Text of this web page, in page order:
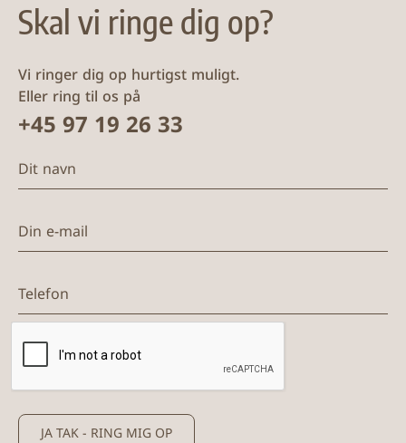
Skal vi ringe dig op?
Vi ringer dig op hurtigst muligt.
Eller ring til os på
+45 97 19 26 33
JA TAK - RING MIG OP